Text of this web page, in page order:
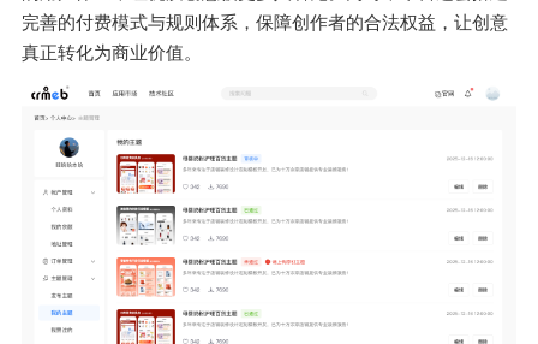
完善的付费模式与规则体系，保障创作者的合法权益，让创意
真正转化为商业价值。